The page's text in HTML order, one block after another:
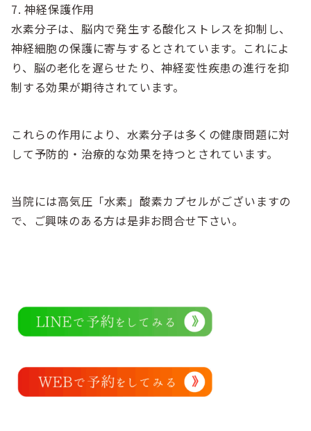
7. 神経保護作用
水素分子は、脳内で発生する酸化ストレスを抑制し、
神経細胞の保護に寄与するとされています。これによ
り、脳の老化を遅らせたり、神経変性疾患の進行を抑
制する効果が期待されています。
これらの作用により、水素分子は多くの健康問題に対
して予防的・治療的な効果を持つとされています。
当院には高気圧「水素」酸素カプセルがございますの
で、ご興味のある方は是非お問合せ下さい。